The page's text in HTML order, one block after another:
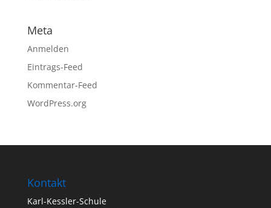
Meta
Anmelden
Eintrags-Feed
Kommentar-Feed
WordPress.org
Kontakt
Karl-Kessler-Schule